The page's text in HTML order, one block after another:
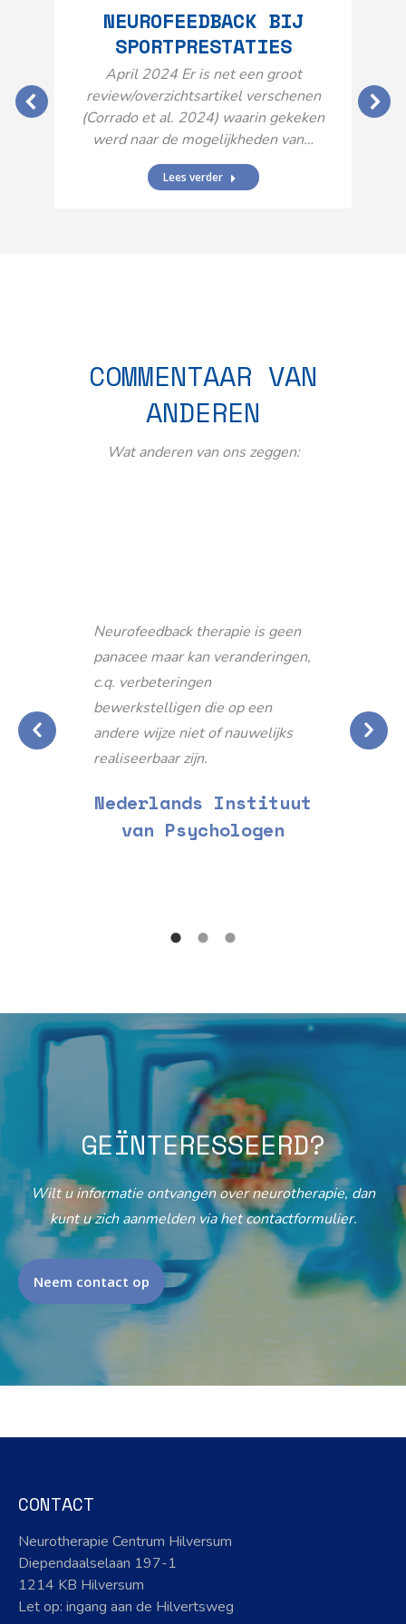
NEUROFEEDBACK BIJ
SPORTPRESTATIES
April 2024 Er is net een groot
review/overzichtsartikel verschenen
(Corrado et al. 2024) waarin gekeken
werd naar de mogelijkheden van…
Lees verder
COMMENTAAR VAN
ANDEREN
Wat anderen van ons zeggen:
Neurofeedback therapie is geen
panacee maar kan veranderingen,
c.q. verbeteringen
bewerkstelligen die op een
andere wijze niet of nauwelijks
realiseerbaar zijn.
Nederlands Instituut
van Psychologen
GEÏNTERESSEERD?
Wilt u informatie ontvangen over neurotherapie, dan
kunt u zich aanmelden via het contactformulier.
Neem contact op
CONTACT
Neurotherapie Centrum Hilversum
Diependaalselaan 197-1
1214 KB Hilversum
Let op: ingang aan de Hilvertsweg